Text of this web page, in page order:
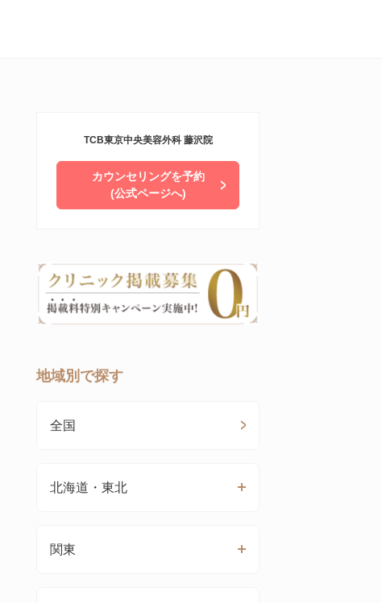
TCB東京中央美容外科 藤沢院
カウンセリングを予約
(公式ページへ)
地域別で探す
全国
北海道・東北
関東